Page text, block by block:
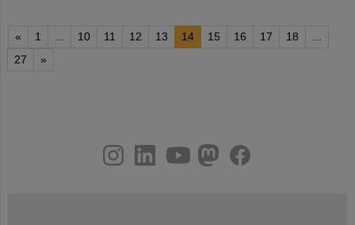
« 1 10 11 12 13 14 15 16 17 18
27
»
youtube
helmholtz.social
facebook